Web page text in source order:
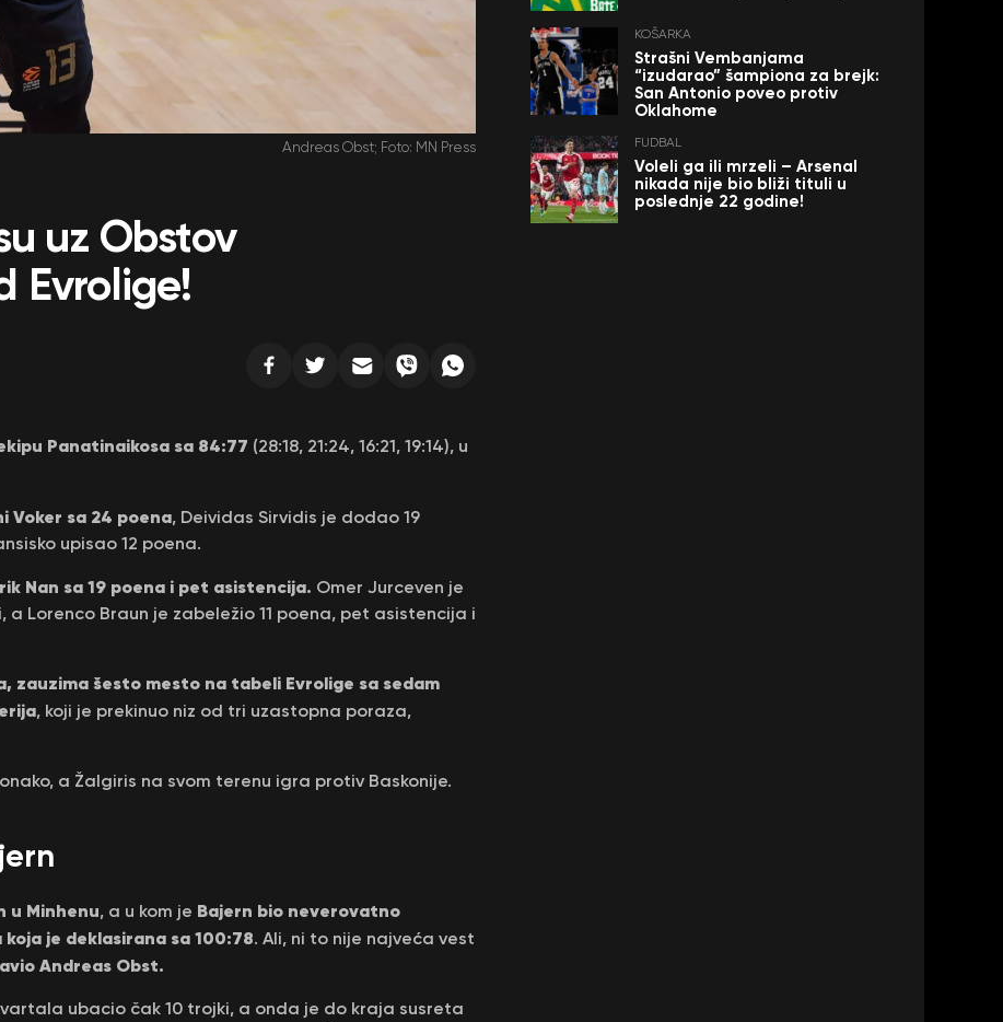
Andreas Obst; Foto: MN Press
uz Obstov
Evrolige!
Panatinaikosa sa 84:77 (28:18, 21:24, 16:21, 19:14), u
Voker sa 24 poena, Deividas Sirvidis je dodao 19
upisao 12 poena.
Nan sa 19 poena i pet asistencija. Omer Jurceven je
Lorenco Braun je zabeležio 11 poena, pet asistencija i
zauzima šesto mesto na tabeli Evrolige sa sedam
, koji je prekinuo niz od tri uzastopna poraza,
a Žalgiris na svom terenu igra protiv Baskonije.
u Minhenu, a u kom je Bajern bio neverovatno
je deklasirana sa 100:78. Ali, ni to nije najveća vest
Andreas Obst.
ubacio čak 10 trojki, a onda je do kraja susreta
KOŠARKA
Strašni Vembanjama
“izudarao” šampiona za brejk:
San Antonio poveo protiv
Oklahome
FUDBAL
Voleli ga ili mrzeli – Arsenal
nikada nije bio bliži tituli u
poslednje 22 godine!